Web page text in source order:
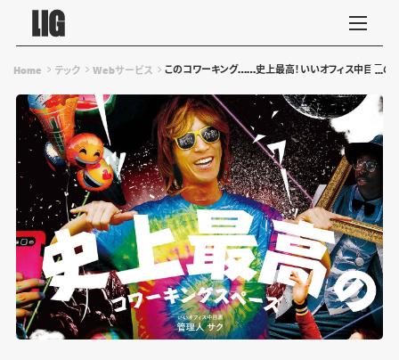
Home テック Webサービス このコワーキング……史上最高！いいオフィス中目黒の